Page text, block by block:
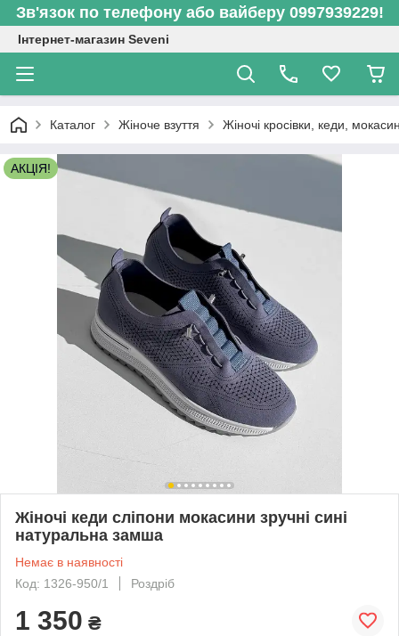
Зв'язок по телефону або вайберу 0997939229!
Інтернет-магазин Seveni
Каталог Жіноче взуття Жіночі кросівки, кеди,
АКЦІЯ!
Жіночі кеди сліпони мокасини зручні сині
натуральна замша
Немає в наявності
Код: 1326-950/1
Роздріб
1 350 ₴